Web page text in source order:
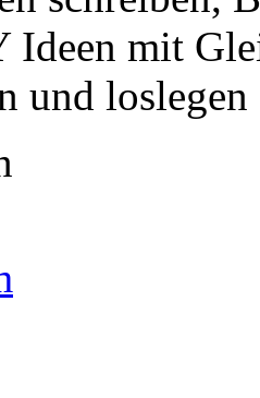
Ideen mit
und loslegen